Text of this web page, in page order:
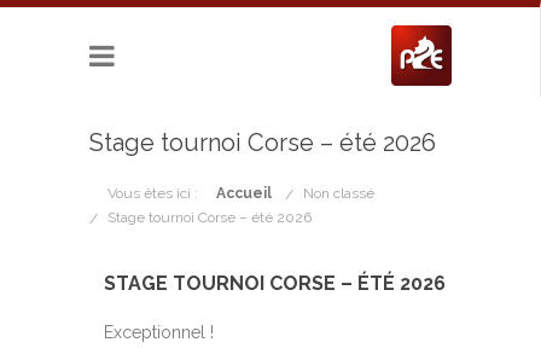
Stage tournoi Corse – été 2026
Vous êtes ici : Accueil
Non classé
Stage tournoi Corse – été 2026
STAGE TOURNOI CORSE – ÉTÉ 2026
Exceptionnel !